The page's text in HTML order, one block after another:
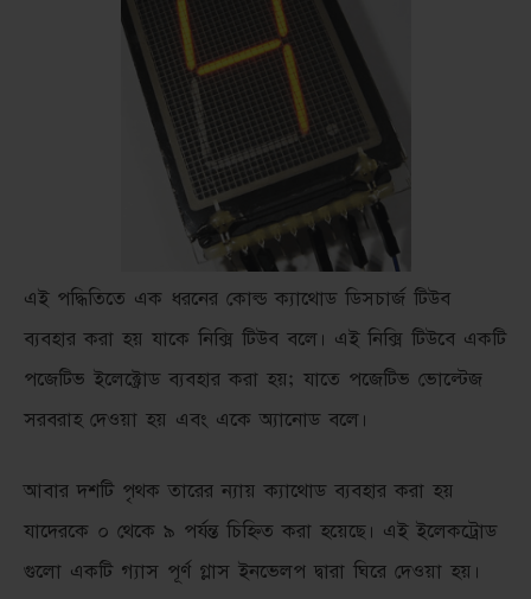
এই পদ্ধিতিতে এক ধরনের কোল্ড ক্যাথোড ডিসচার্জ টিউব
ব্যবহার করা হয় যাকে নিক্সি টিউব বলে। এই নিক্সি টিউবে একটি
পজেটিভ ইলেক্ট্রোড ব্যবহার করা হয়; যাতে পজেটিভ ভোল্টেজ
সরবরাহ দেওয়া হয় এবং একে অ্যানোড বলে।
আবার দশটি পৃথক তারের ন্যায় ক্যাথোড ব্যবহার করা হয়
যাদেরকে ০ থেকে ৯ পর্যন্ত চিহ্নিত করা হয়েছে। এই ইলেকট্রোড
গুলো একটি গ্যাস পূর্ণ গ্লাস ইনভেলপ দ্বারা ঘিরে দেওয়া হয়।